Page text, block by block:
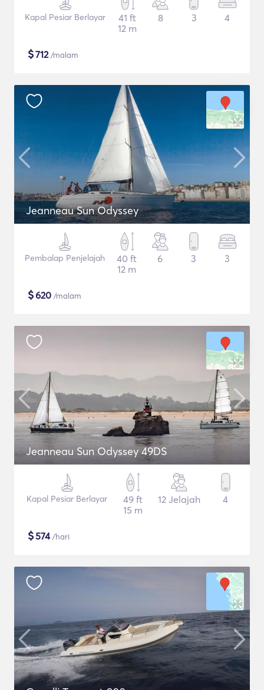
Kapal Pesiar Berlayar
41 ft
12 m
8 3 4
$712/malam
Jeanneau Sun Odyssey
Pembalap Penjelajah
40 ft
12 m
6 3 3
$620 /malam
Jeanneau Sun Odyssey 49DS
Kapal Pesiar Berlayar
49 ft
15 m
12 Jelajah 4
$574/hari